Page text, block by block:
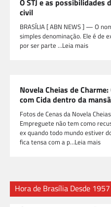
civil
BRASÍLIA [ ABN NEWS ] — O
simples denominação. Ele é de
por ser parte …Leia mais
Novela Cheias de
com Cida dentro da
Fotos de Cenas da Novela
Empreguete não tem como
ex quando todo mundo estiver
fica tensa com a p…Leia mais
Hora de Brasília Desde 1957